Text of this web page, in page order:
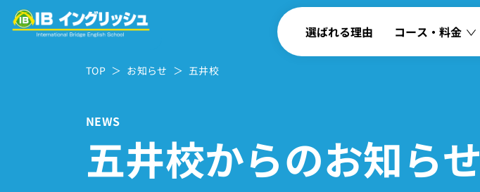
選ばれる理由 コース・料金
TOP お知らせ 五井校
NEWS
五井校からのお知らせ